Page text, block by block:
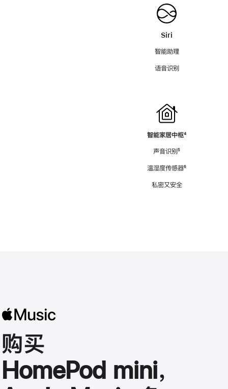
Siri
智能助理
语音识别
智能家居中枢脚
⁴
声音识别脚
⁵
温湿度传感器脚
⁶
私密又安全
购买
HomePod mini，